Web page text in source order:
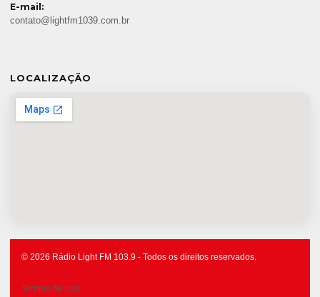
E-mail:
contato@lightfm1039.com.br
LOCALIZAÇÃO
© 2026 Rádio Light FM 103.9 - Todos os direitos reservados.
Termos de Uso